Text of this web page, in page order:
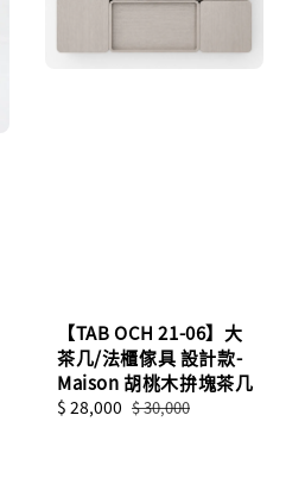
【TAB OCH 21-06】大
茶几/法櫃傢具 設計款-
Maison 胡桃木拚塊茶几
Sale
$ 28,000 Regular
$ 30,000